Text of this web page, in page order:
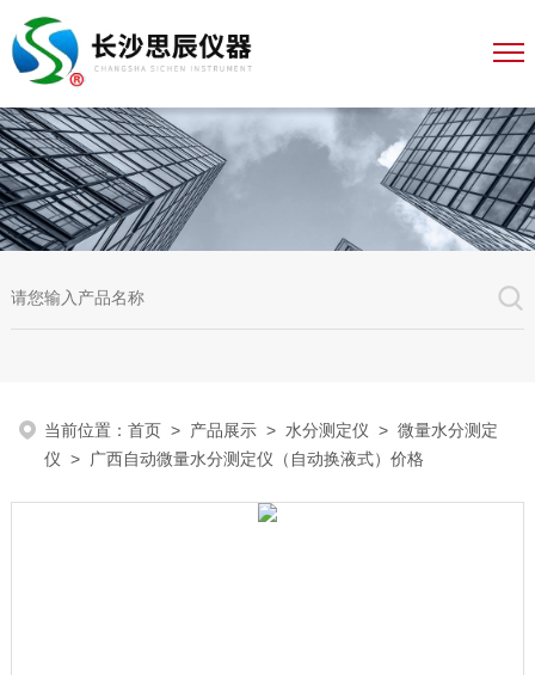
当前位置：首页 > 产品展示 > 水分测定仪 >微量水分测定
仪 > 广西自动微量水分测定仪（自动换液式）价格